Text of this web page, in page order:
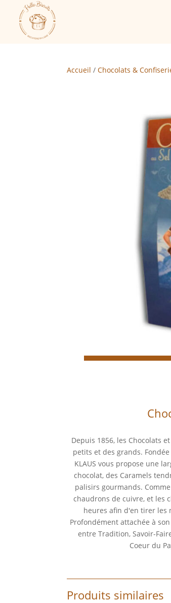
Accueil / Chocolats &
Depuis 1856, les Chocolats
petits et des grands. Fondée
KLAUS vous propose une
chocolat, des Caramels
palisirs gourmands.
chaudrons de cuivre, et les
heures afin d'en tirer les
Profondément attachée à
entre Tradition, Savoir-
Coeur du
Produits similaires